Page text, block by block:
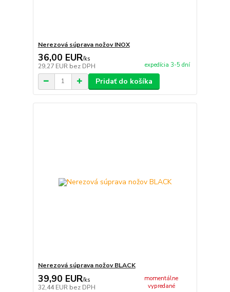
Nerezová súprava nožov INOX
36,00 EUR/ks
29,27 EUR bez DPH expedícia 3-5 dní
Pridať do košíka
Nerezová súprava nožov BLACK
39,90 EUR/ks
32,44 EUR bez DPH
momentálne
vypredané